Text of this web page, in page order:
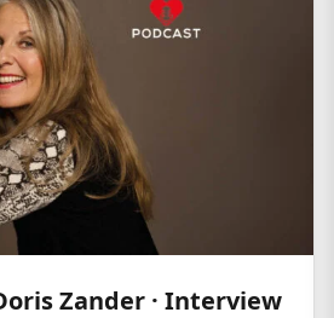
Zander · Interview